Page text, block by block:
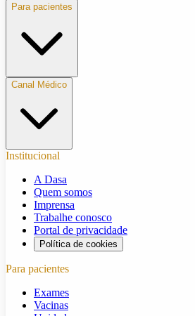
Para pacientes
Canal Médico
Institucional
A Dasa
Quem somos
Imprensa
Trabalhe conosco
Portal de privacidade
Política de cookies
Para pacientes
Exames
Vacinas